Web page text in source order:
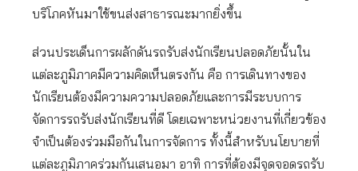
บริโภคหันมาใช้ขนส่งสาธารณะมากยิ่งขึ้น
ส่วนประเด็นการผลักดันรถรับส่งนักเรียนปลอดภัยนั้นใน
แต่ละภูมิภาคมีความคิดเห็นตรงกัน คือ การเดินทางของ
นักเรียนต้องมีความความปลอดภัยและการมีระบบการ
จัดการรถรับส่งนักเรียนที่ดี โดยเฉพาะหน่วยงานที่เกี่ยวข้อง
จำเป็นต้องร่วมมือกันในการจัดการ ทั้งนี้สำหรับนโยบายที่
แต่ละภูมิภาคร่วมกันเสนอมา อาทิ การที่ต้องมีจุดจอดรถรับ